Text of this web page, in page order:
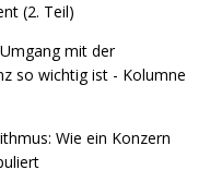
(2. Teil)
mit der
so wichtig ist - Kolumne
Wie ein Konzern